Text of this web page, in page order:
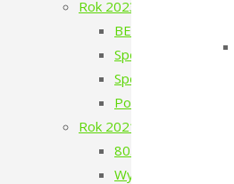
Rok 2023
BERJOZKELE –
Spotkanie z
Spotkanie z Julią
Poezja w Puszczy
Rok 2021
80. Rocznica
Wystawa